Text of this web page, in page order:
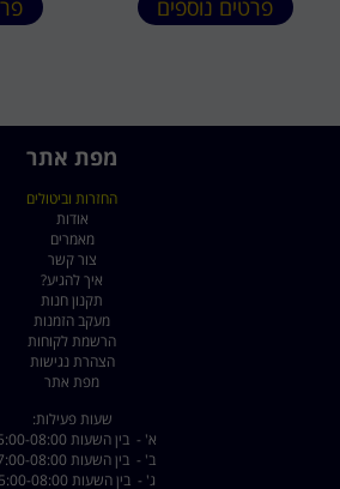
פרטים נוספים
מפת אתר
החזרות וביטולים
אודות
מאמרים
צור קשר
איך להגיע?
תקנון חנות
מעקב הזמנות
הרשמת לקוחות
הצהרת נגישות
מפת אתר
שעות פעילות:
א' - בין השעות 15:00-08:00
ב' - בין השעות 17:00-08:00
ג' - בין השעות 15:00-08:00